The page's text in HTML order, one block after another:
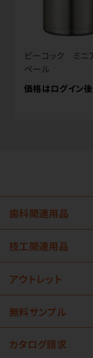
ピーコック ミニ
ペール
価格はログイン
歯科関連用品
技工関連用品
アウトレット
無料サンプル
カタログ請求